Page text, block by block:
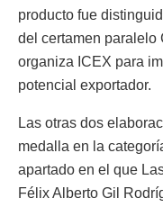
producto fue
del certamen paralelo
organiza ICEX para
potencial exportador.
Las otras dos
medalla en la
apartado en el que
Félix Alberto Gil